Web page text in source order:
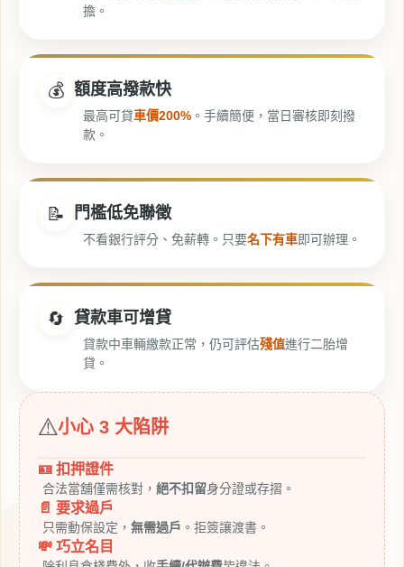
擔。
💰 額度高撥款快
最高可貸車價200% 。手續簡便，當日審核即刻撥
款。
📝 門檻低免聯徵
不看銀行評分、免薪轉。只要名下有車即可辦理。
🔄 貸款車可增貸
貸款中車輛繳款正常，仍可評估殘值進行二胎增
貸。
⚠️小心 3 大陷阱
🪪 扣押證件
合法當舖僅需核對， 絕不扣留身分證或存摺。
📄 要求過戶
只需動保設定， 無需過戶 。拒簽讓渡書。
💸 巧立名目